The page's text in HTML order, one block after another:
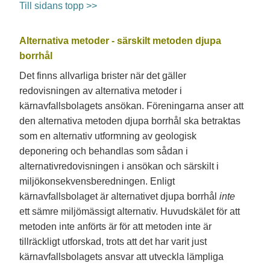
Till sidans topp >>
Alternativa metoder - särskilt metoden djupa
borrhål
Det finns allvarliga brister när det gäller
redovisningen av alternativa metoder i
kärnavfallsbolagets ansökan. Föreningarna anser att
den alternativa metoden djupa borrhål ska betraktas
som en alternativ utformning av geologisk
deponering och behandlas som sådan i
alternativredovisningen i ansökan och särskilt i
miljökonsekvensberedningen. Enligt
kärnavfallsbolaget är alternativet djupa borrhål inte
ett sämre miljömässigt alternativ. Huvudskälet för att
metoden inte anförts är för att metoden inte är
tillräckligt utforskad, trots att det har varit just
kärnavfallsbolagets ansvar att utveckla lämpliga